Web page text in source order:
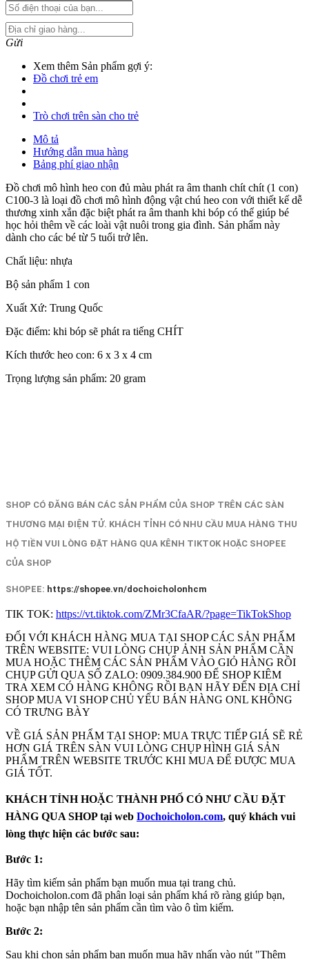
Gửi
Xem thêm Sản phẩm gợi ý:
Đồ chơi trẻ em
Trò chơi trên sàn cho trẻ
Mô tả
Hướng dẫn mua hàng
Bảng phí giao nhận
Đồ chơi mô hình heo con đủ màu phát ra âm thanh chít chít (1 con)
C100-3 là loại đồ chơi mô hình động vật chú heo con với thiết kế dễ
thương xinh xắn đặc biệt phát ra âm thanh khi bóp có thể giúp bé
học hỏi thêm về các loài vật nuôi trong gia đình. Sản phẩm này
dành cho các bé từ 5 tuổi trở lên.
Chất liệu: nhựa
Bộ sản phẩm 1 con
Xuất Xứ: Trung Quốc
Đặc điểm: khi bóp sẽ phát ra tiếng CHÍT
Kích thước heo con: 6 x 3 x 4 cm
Trọng lượng sản phẩm: 20 gram
SHOP CÓ ĐĂNG BÁN CÁC SẢN PHẨM CỦA SHOP TRÊN CÁC SÀN
THƯƠNG MẠI ĐIỆN TỬ. KHÁCH TỈNH CÓ NHU CẦU MUA HÀNG THU
HỘ TIỀN VUI LÒNG ĐẶT HÀNG QUA KÊNH TIKTOK HOẶC SHOPEE
CỦA SHOP
SHOPEE: https://shopee.vn/dochoicholonhcm
TIK TOK: https://vt.tiktok.com/ZMr3CfaAR/?page=TikTokShop
ĐỐI VỚI KHÁCH HÀNG MUA TẠI SHOP CÁC SẢN PHẨM
TRÊN WEBSITE: VUI LÒNG CHỤP ẢNH SẢN PHẨM CẦN
MUA HOẶC THÊM CÁC SẢN PHẨM VÀO GIỎ HÀNG RỒI
CHỤP GỬI QUA SỐ ZALO: 0909.384.900 ĐỂ SHOP KIÊM
TRA XEM CÓ HÀNG KHÔNG RỒI BẠN HÃY ĐẾN ĐỊA CHỈ
SHOP MUA VI SHOP CHỦ YẾU BÁN HÀNG ONL KHÔNG
CÓ TRƯNG BÀY
VỀ GIÁ SẢN PHẨM TẠI SHOP: MUA TRỰC TIẾP GIÁ SẼ RẺ
HƠN GIÁ TRÊN SÀN VUI LÒNG CHỤP HÌNH GIÁ SẢN
PHẨM TRÊN WEBSITE TRƯỚC KHI MUA ĐẾ ĐƯỢC MUA
GIÁ TỐT.
KHÁCH TỈNH HOẶC THÀNH PHỐ CÓ NHƯ CẦU ĐẶT
HÀNG QUA SHOP tại web Dochoicholon.com, quý khách vui
lòng thực hiện các bước sau:
Bước 1:
Hãy tìm kiếm sản phẩm bạn muốn mua tại trang chủ.
Dochoicholon.com đã phân loại sản phẩm khá rõ ràng giúp bạn,
hoặc bạn nhập tên sản phẩm cần tìm vào ô tìm kiếm.
Bước 2:
Sau khi chọn sản phẩm bạn muốn mua hãy nhấn vào nút "Thêm